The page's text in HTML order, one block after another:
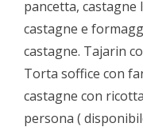
pancetta, castagne
castagne e
castagne. Tajarin
Torta soffice con
castagne con
persona (